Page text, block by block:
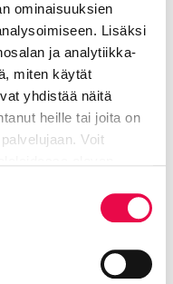
ominaisuuksien
Lisäksi
ja analytiikka-
miten käytät
yhdistää näitä
heille tai joita on
Voit
Koivukatu 7